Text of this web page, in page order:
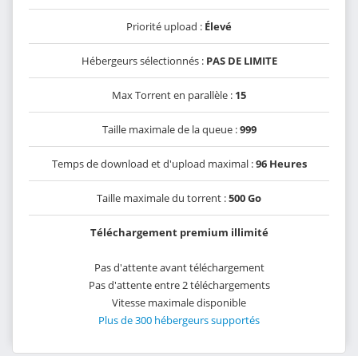
Priorité upload : Élevé
Hébergeurs sélectionnés : PAS DE LIMITE
Max Torrent en parallèle : 15
Taille maximale de la queue :999
Temps de download et d'upload maximal :96 Heures
Taille maximale du torrent :500 Go
Téléchargement premium illimité
Pas d'attente avant téléchargement
Pas d'attente entre 2 téléchargements
Vitesse maximale disponible
Plus de 300 hébergeurs supportés